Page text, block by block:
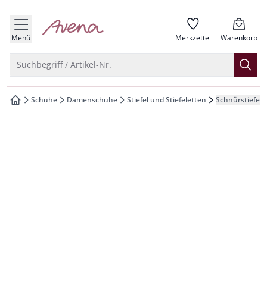
springen
springen
springen
springen
Menü zur Startseite Merkzettel Warenkorb
Suchbegriff / Artikel-Nr.
zur Startseite
Schuhe Damenschuhe Stiefel und Stiefeletten